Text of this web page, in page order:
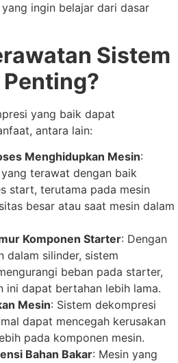
ingin belajar dari dasar
Sistem
yang baik dapat
antara lain:
Menghidupkan Mesin:
terawat dengan baik
start, terutama pada mesin
besar atau saat mesin dalam
Komponen Starter: Dengan
dalam silinder, sistem
beban pada starter,
ini dapat bertahan lebih lama.
Mesin: Sistem dekompresi
dapat mencegah kerusakan
pada komponen mesin.
Bahan Bakar: Mesin yang